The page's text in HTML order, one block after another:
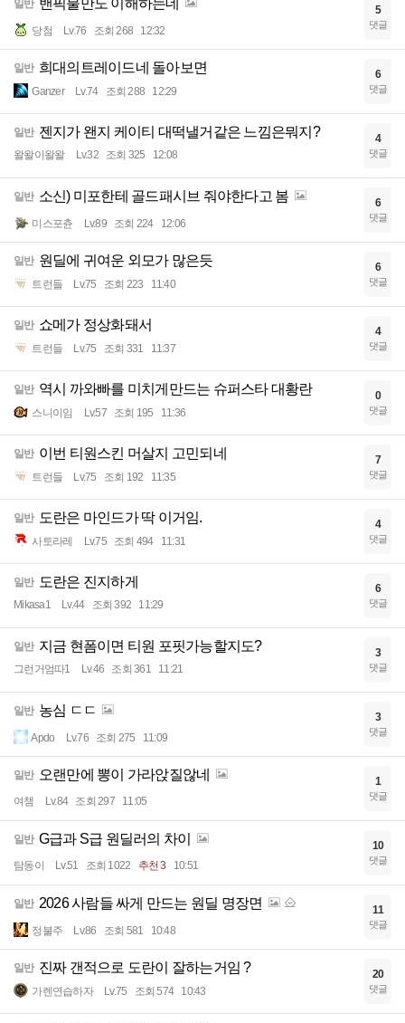
일반 밴픽불만도 이해하는데
당첨 Lv.76 조회 268 12:32
5
댓글
일반 희대의트레이드네 돌아보면
Ganzer Lv.74 조회 288 12:29
6
댓글
일반 젠지가 왠지 케이티 대떡낼거같은 느낌은뭐지?
왈왈이왈왈 Lv.32 조회 325 12:08
4
댓글
일반 소신) 미포한테 골드패시브 줘야한다고 봄
미스포츈 Lv.89 조회 224 12:06
6
댓글
일반 원딜에 귀여운 외모가 많은듯
트런들 Lv.75 조회 223 11:40
6
댓글
일반 쇼메가 정상화돼서
트런들 Lv.75 조회 331 11:37
4
댓글
일반 역시 까와빠를 미치게만드는 슈퍼스타 대황란
스니이임 Lv.57 조회 195 11:36
0
댓글
일반 이번 티원스킨 머살지 고민되네
트런들 Lv.75 조회 192 11:35
7
댓글
일반 도란은 마인드가 딱 이거임.
사토라레 Lv.75 조회 494 11:31
4
댓글
일반 도란은 진지하게
Mikasa1 Lv.44 조회 392 11:29
6
댓글
일반 지금 현폼이면 티원 포핏가능할지도?
그런거엄따1 Lv.46 조회 361 11:21
3
댓글
일반 농심 ㄷㄷ
Apdo Lv.76 조회 275 11:09
3
댓글
일반 오랜만에 뽕이 가라앉질않네
여챔 Lv.84 조회 297 11:05
1
댓글
일반 G급과 S급 원딜러의 차이
탐동이 Lv.51 조회 1022 추천 3 10:51
10
댓글
일반 2026 사람들 싸게 만드는 원딜 명장면
정불주 Lv.86 조회 581 10:48
11
댓글
일반 진짜 갠적으로 도란이 잘하는거임 ?
가렌연습하자 Lv.75 조회 574 10:43
20
댓글